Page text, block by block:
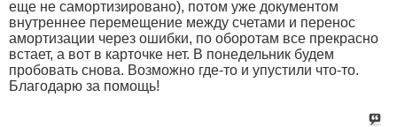
еще не самортизировано), потом уже документом
внутреннее перемещение между счетами и перенос
амортизации через ошибки, по оборотам все прекрасно
встает, а вот в карточке нет. В понедельник будем
пробовать снова. Возможно где-то и упустили что-то.
Благодарю за помощь!